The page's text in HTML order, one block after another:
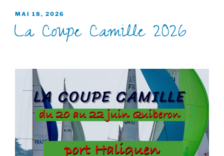
PUBLIÉ
MAI 18, 2026
La Coupe Camille 2026